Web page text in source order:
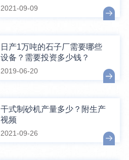
2021-09-09
日产1万吨的石子厂需要哪些
设备？需要投资多少钱？
2019-06-20
干式制砂机产量多少？附生产
视频
2021-09-26